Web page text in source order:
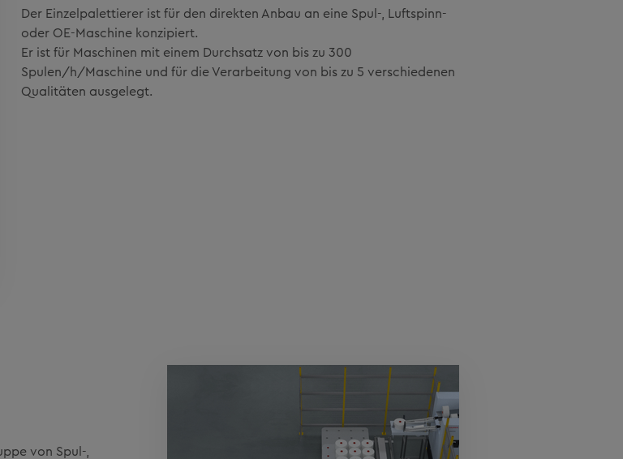
Der Einzelpalettierer ist für den direkten Anbau an eine Spul-, Luftspinn-
oder OE-Maschine konzipiert.
Er ist für Maschinen mit einem Durchsatz von bis zu 300
Spulen/h/Maschine und für die Verarbeitung von bis zu 5 verschiedenen
Qualitäten ausgelegt.
von Spul-,